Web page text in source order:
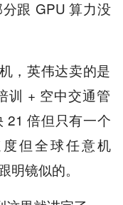
跟 GPU 算力没
，英伟达卖的是
训 + 空中交通管
21 倍但只有一个
但全球任意机
镜似的。